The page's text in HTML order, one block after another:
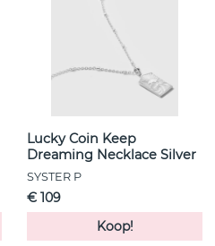
Lucky Coin Keep
Dreaming Necklace Silver
SYSTER P
€ 109
Koop!